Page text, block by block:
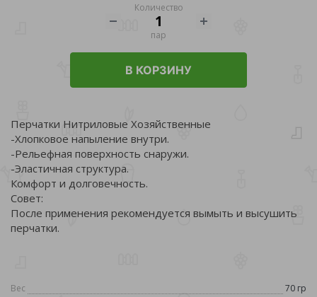
Количество
пар
В КОРЗИНУ
Перчатки Нитриловые Хозяйственные
-Хлопковое напыление внутри.
-Рельефная поверхность снаружи.
-Эластичная структура.
Комфорт и долговечность.
Совет:
После применения рекомендуется вымыть и высушить
перчатки.
Вес
70 гр